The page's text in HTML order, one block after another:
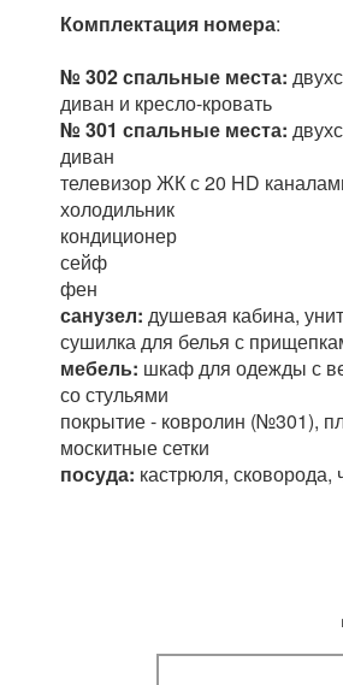
Комплектация номера:
№ 302 спальные места:
диван и кресло-кровать
№ 301 спальные места:
диван
телевизор ЖК с 20 HD
холодильник
кондиционер
сейф
фен
санузел: душевая кабина,
сушилка для белья с
мебель: шкаф для одежды с
со стульями
покрытие - ковролин (№301),
москитные сетки
посуда: кастрюля, сковорода,